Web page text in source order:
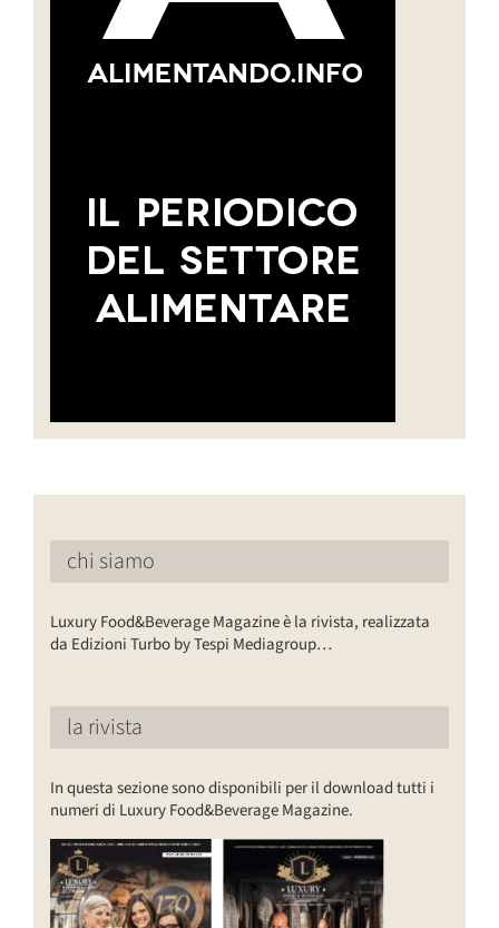
chi siamo
Luxury Food&Beverage Magazine è la rivista, realizzata
da Edizioni Turbo by Tespi Mediagroup…
la rivista
In questa sezione sono disponibili per il download tutti i
numeri di Luxury Food&Beverage Magazine.